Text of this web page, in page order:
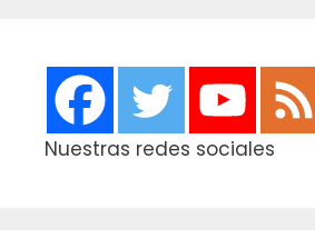
Nuestras redes sociales